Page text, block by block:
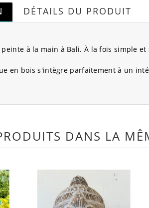
DÉTAILS DU PRODUIT
à la main à Bali. À la fois simple
en bois s'intègre parfaitement à un
DANS LA